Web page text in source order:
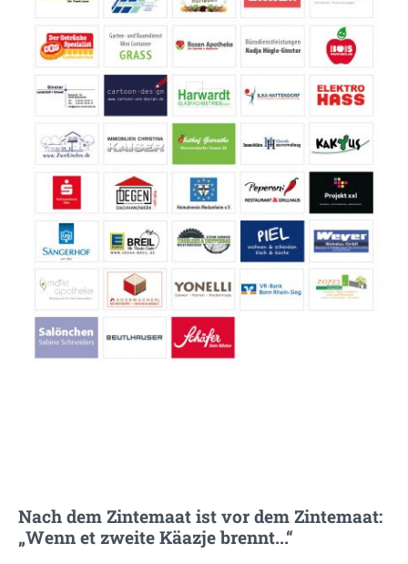
Nach dem Zintemaat ist vor dem Zintemaat:
„Wenn et zweite Käazje brennt...“